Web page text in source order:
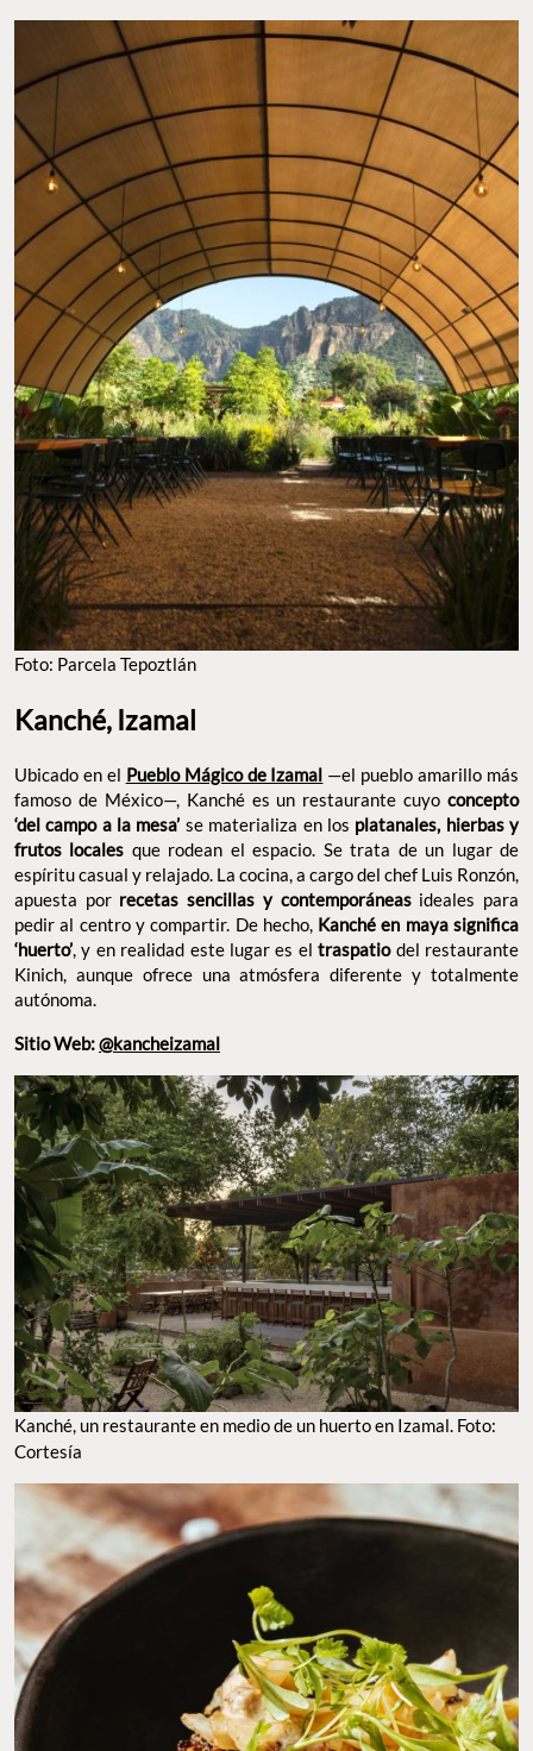
Kanché, Izamal
más famoso de México—, Kanché es un restaurante cuyo
concepto ‘del campo a la mesa’se materializa en los
platanales, hierbas y frutos localesque rodean el espacio. Se
trata de un lugar de espíritu casual y relajado. La cocina, a cargo
del chef Luis Ronzón, apuesta porrecetas sencillas y
contemporáneasideales para pedir al centro y compartir. De
hecho,Kanché en maya significa ‘huerto’, y en realidad este
lugar es eltraspatiodel restaurante Kinich, aunque ofrece una
atmósfera diferente y totalmente autónoma.